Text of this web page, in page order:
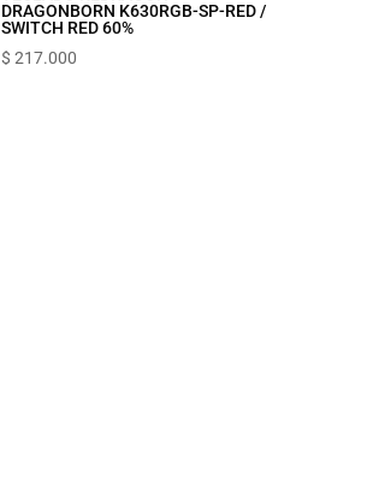
DRAGONBORN K630RGB-SP-RED /
SWITCH RED 60%
$ 217.000